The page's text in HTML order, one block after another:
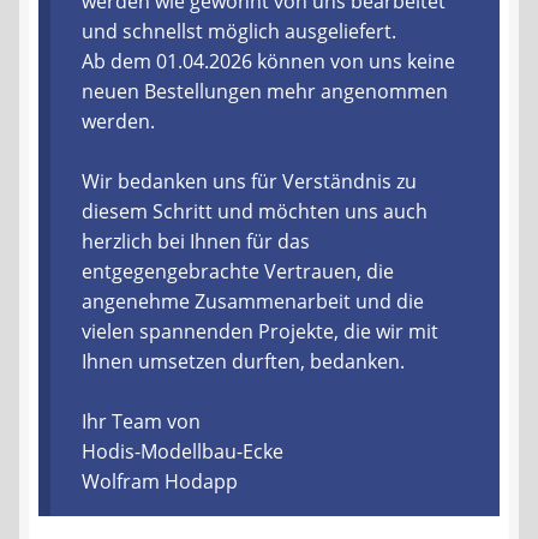
Lieferzeit & Verfügbarkeit
Gutschein
Batterien- und Akku Verordnung
Elektro- und Elektronikgeräte Verordnung
Öle- und Schmierstoff Verordnung
Vereine & Foren
Kontakt
und schnellst möglich ausgeliefert.
Ab dem 01.04.2026 können von uns keine
neuen Bestellungen mehr angenommen
werden.
Wir bedanken uns für Verständnis zu
diesem Schritt und möchten uns auch
herzlich bei Ihnen für das
entgegengebrachte Vertrauen, die
angenehme Zusammenarbeit und die
vielen spannenden Projekte, die wir mit
Ihnen umsetzen durften, bedanken.
Ihr Team von
Hodis-Modellbau-Ecke
Wolfram Hodapp